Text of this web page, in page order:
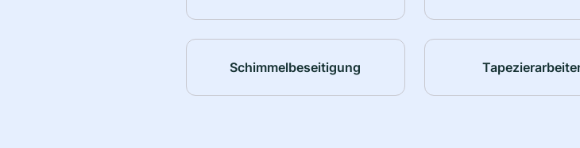
Schimmelbeseitigung